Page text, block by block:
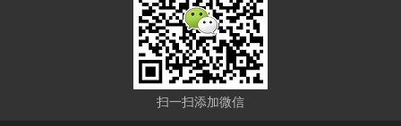
扫一扫添加微信